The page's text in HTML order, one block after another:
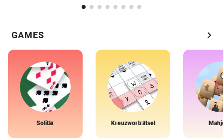
GAMES chevron_right
Solitär Kreuzworträtsel